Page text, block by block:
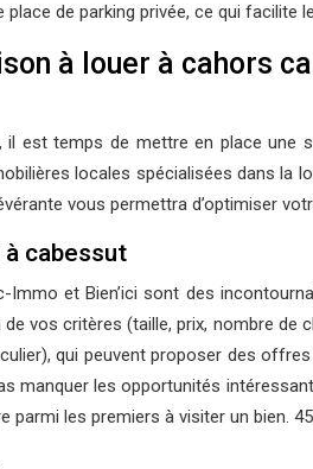
de parking privée, ce qui
à louer à cahors
est temps de mettre en place
locales spécialisées dans
vous permettra d’optimiser
cabessut
et Bien’ici sont des
critères (taille, prix, nombre de
qui peuvent proposer des
les opportunités
les premiers à visiter un bien.